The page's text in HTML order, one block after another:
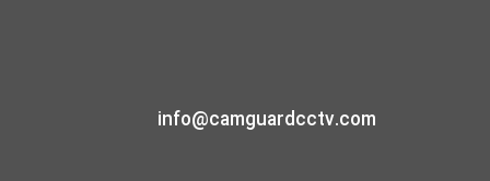
info@camguardcctv.com